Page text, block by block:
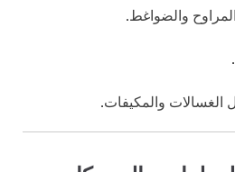
والضواغط.
الغسالات والمكيفات.